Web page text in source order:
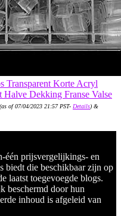
Transparent Korte Acryl
Halve Dekking Franse Valse
(as of 07/04/2023 21:57 PST- Details) &
één prijsvergelijkings- en
biedt die beschikbaar zijn op
laatst toegevoegde blogs.
beschermd door hun
inhoud is afgeleid van